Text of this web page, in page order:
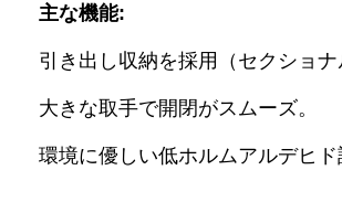
主な機能:
引き出し収納を採用（セクショ
大きな取手で開閉がスムーズ。
環境に優しい低ホルムアルデヒド